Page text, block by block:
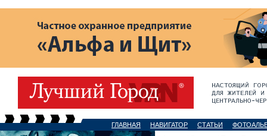
ГЛАВНАЯ НАВИГАТОР СТАТЬИ